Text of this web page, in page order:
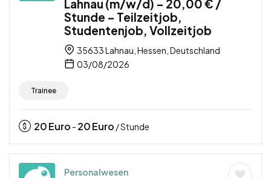
Lahnau (m/w/d) – 20,00 € /
Stunde – Teilzeitjob,
Studentenjob, Vollzeitjob
35633 Lahnau, Hessen, Deutschland
03/08/2026
Trainee
20Euro - 20Euro / Stunde
Personalwesen